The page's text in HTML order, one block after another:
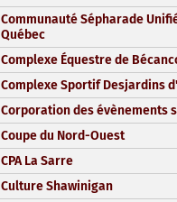
Communauté Sépharade
Québec
Complexe Équestre de
Complexe Sportif Desjardins
Corporation des évènements
Coupe du Nord-Ouest
CPA La Sarre
Culture Shawinigan